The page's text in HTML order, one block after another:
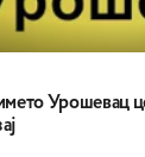
Урошевац